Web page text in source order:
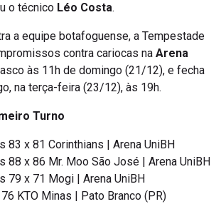
o técnico Léo Costa.
a equipe botafoguense, a Tempestade
contra cariocas na Arena
às 11h de domingo (21/12), e fecha
na terça-feira (23/12), às 19h.
Turno
83 x 81 Corinthians | Arena UniBH
88 x 86 Mr. Moo São José | Arena UniBH
79 x 71 Mogi | Arena UniBH
KTO Minas | Pato Branco (PR)